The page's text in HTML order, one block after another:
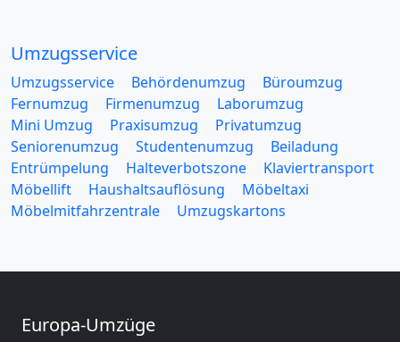
Umzugsservice
Umzugsservice Behördenumzug
Büroumzug
Fernumzug
Firmenumzug
Laborumzug
Mini Umzug
Praxisumzug
Privatumzug
Seniorenumzug
Studentenumzug
Beiladung
Entrümpelung
Halteverbotszone
Klaviertransport
Möbellift
Haushaltsauflösung
Möbeltaxi
Möbelmitfahrzentrale
Umzugskartons
Europa-Umzüge